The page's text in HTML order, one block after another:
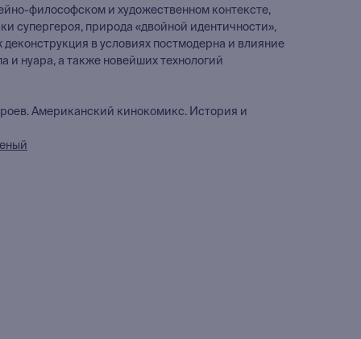
философском и художественном контексте,
супергероя, природа «двойной идентичности»,
в условиях постмодерна и влияние
и нуара, а также новейших технологий
Американский кинокомикс. История и